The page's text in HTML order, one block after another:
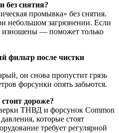
без снятия?
промывка» без снятия.
небольшом загрязнении. Если
изношены — поможет только
фильтр после чистки
он снова пропустит грязь
форсунки опять забьются.
дороже?
ТНВД и форсунок Common
которые стоят
требует регулярной